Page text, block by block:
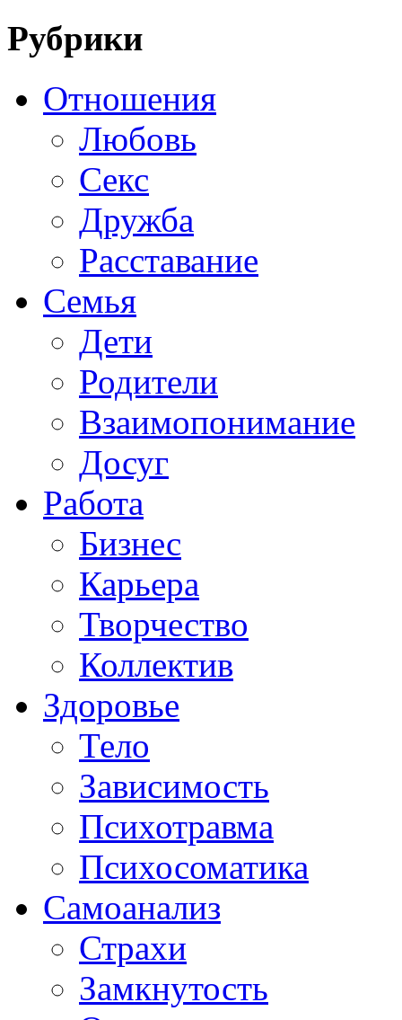
Рубрики
Отношения
Любовь
Секс
Дружба
Расставание
Семья
Дети
Родители
Взаимопонимание
Досуг
Работа
Бизнес
Карьера
Творчество
Коллектив
Здоровье
Тело
Зависимость
Психотравма
Психосоматика
Самоанализ
Страхи
Замкнутость